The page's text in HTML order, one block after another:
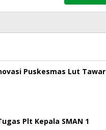
Puskesmas Lut Tawar
Plt Kepala SMAN 1